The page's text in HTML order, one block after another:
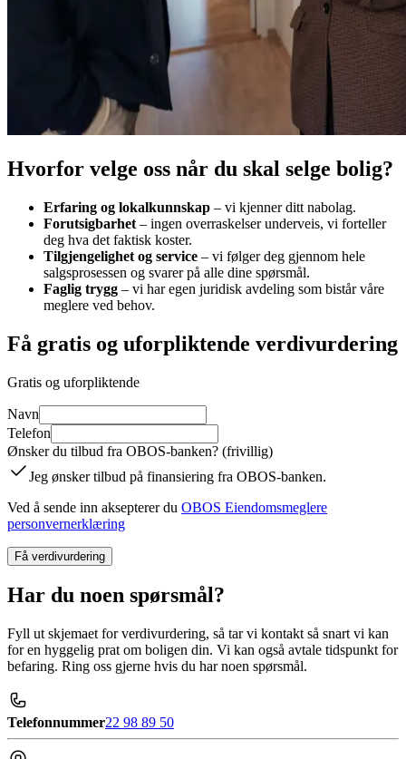
Hvorfor velge oss når du skal selge bolig?
Erfaring og lokalkunnskap – vi kjenner ditt nabolag.
Forutsigbarhet – ingen overraskelser underveis, vi forteller
deg hva det faktisk koster.
Tilgjengelighet og service – vi følger deg gjennom hele
salgsprosessen og svarer på alle dine spørsmål.
Faglig trygg – vi har egen juridisk avdeling som bistår våre
meglere ved behov.
Få gratis og uforpliktende verdivurdering
Gratis og uforpliktende
Navn
Telefon
Ønsker du tilbud fra OBOS-banken? (frivillig)
Jeg ønsker tilbud på finansiering fra OBOS-banken.
Ved å sende inn aksepterer du OBOS Eiendomsmeglere
personvernerklæring
Få verdivurdering
Har du noen spørsmål?
Fyll ut skjemaet for verdivurdering, så tar vi kontakt så snart vi kan
for en hyggelig prat om boligen din. Vi kan også avtale tidspunkt for
befaring. Ring oss gjerne hvis du har noen spørsmål.
Telefonnummer22 98 89 50